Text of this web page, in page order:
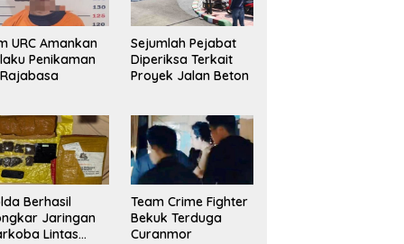
URC Amankan
Penikaman
Sejumlah Pejabat
Diperiksa Terkait
Proyek Jalan Beton
Berhasil
Jaringan
Lintas
Team Crime Fighter
Bekuk Terduga
Curanmor